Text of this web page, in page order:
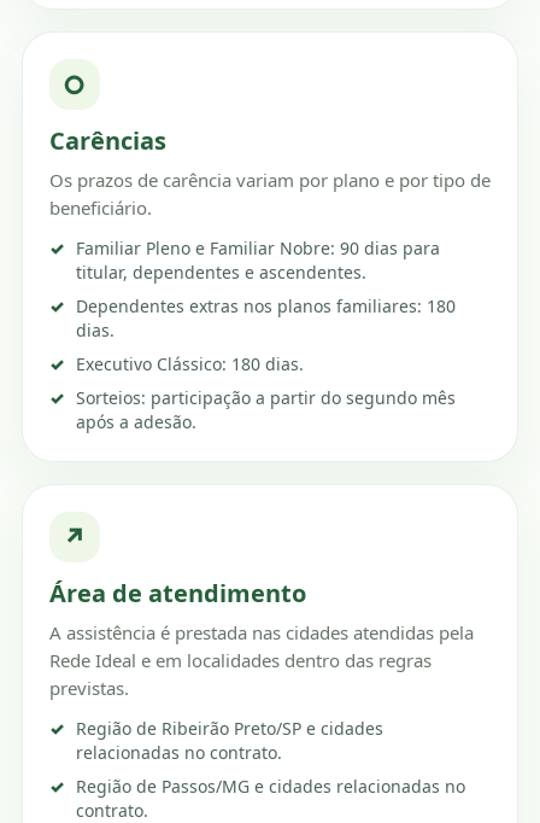
○
Carências
Os prazos de carência variam por plano e por tipo de
beneficiário.
Familiar Pleno e Familiar Nobre: 90 dias para
titular, dependentes e ascendentes.
Dependentes extras nos planos familiares: 180
dias.
Executivo Clássico: 180 dias.
Sorteios: participação a partir do segundo mês
após a adesão.
↗
Área de atendimento
A assistência é prestada nas cidades atendidas pela
Rede Ideal e em localidades dentro das regras
previstas.
Região de Ribeirão Preto/SP e cidades
relacionadas no contrato.
Região de Passos/MG e cidades relacionadas no
contrato.